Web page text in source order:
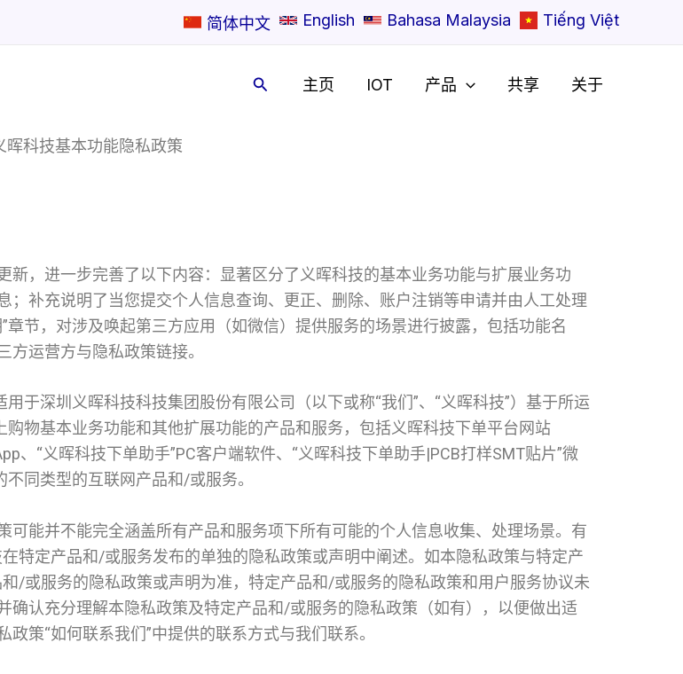
简体中文 English Bahasa Malaysia Tiếng Việt
搜
主页 IOT 产品 共享 关于
晖科技基本功能隐私政策
，进一步完善了以下内容：显著区分了义晖科技的基本业务功能与扩展业务功
补充说明了当您提交个人信息查询、更正、删除、账户注销等申请并由人工处理
节，对涉及唤起第三方应用（如微信）提供服务的场景进行披露，包括功能名
运营方与隐私政策链接。
于深圳义晖科技科技集团股份有限公司（以下或称“我们”、“义晖科技”）基于所运
物基本业务功能和其他扩展功能的产品和服务，包括义晖科技下单平台网站
、“义晖科技下单助手”PC客户端软件、“义晖科技下单助手|PCB打样SMT贴片”微
同类型的互联网产品和/或服务。
能并不能完全涵盖所有产品和服务项下所有可能的个人信息收集、处理场景。有
特定产品和/或服务发布的单独的隐私政策或声明中阐述。如本隐私政策与特定产
/或服务的隐私政策或声明为准，特定产品和/或服务的隐私政策和用户服务协议未
认充分理解本隐私政策及特定产品和/或服务的隐私政策（如有），以便做出适
策“如何联系我们”中提供的联系方式与我们联系。